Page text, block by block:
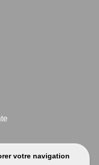
votre navigation